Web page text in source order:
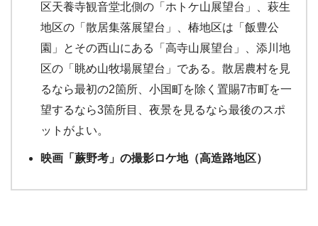
区天養寺観音堂北側の「ホトケ山展望台」、萩生
地区の「散居集落展望台」、椿地区は「飯豊公
園」とその西山にある「高寺山展望台」、添川地
区の「眺め山牧場展望台」である。散居農村を見
るなら最初の2箇所、小国町を除く置賜7市町を一
望するなら3箇所目、夜景を見るなら最後のスポ
ットがよい。
映画「蕨野考」の撮影ロケ地（高造路地区）